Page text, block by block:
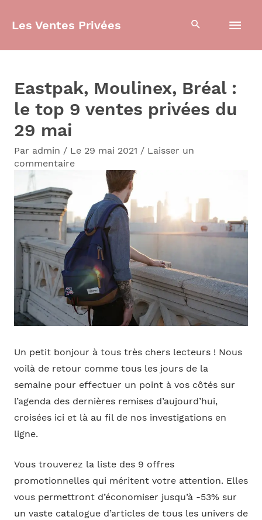
Les Ventes Privées
Eastpak, Moulinex, Bréal :
le top 9 ventes privées du
29 mai
Par admin / Le 29 mai 2021 / Laisser un
commentaire
Un petit bonjour à tous très chers lecteurs ! Nous
voilà de retour comme tous les jours de la
semaine pour effectuer un point à vos côtés sur
l’agenda des dernières remises d’aujourd’hui,
croisées ici et là au fil de nos investigations en
ligne.
Vous trouverez la liste des 9 offres
promotionnelles qui méritent votre attention. Elles
vous permettront d’économiser jusqu’à -53% sur
un vaste catalogue d’articles de tous les univers de